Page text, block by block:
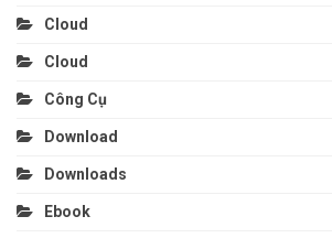
Cloud
Cloud
Công Cụ
Download
Downloads
Ebook